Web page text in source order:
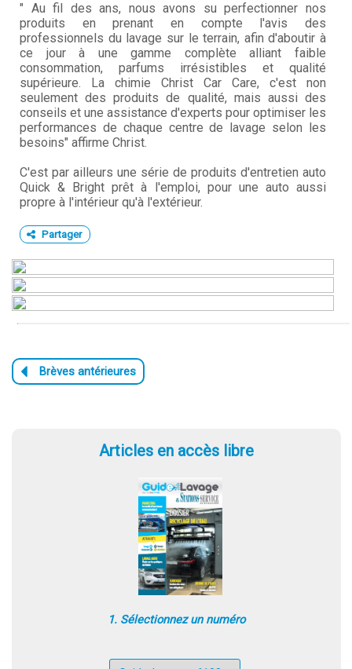
" Au fil des ans, nous avons su perfectionner nos
produits en prenant en compte l'avis des
professionnels du lavage sur le terrain, afin d'aboutir à
ce jour à une gamme complète alliant faible
consommation, parfums irrésistibles et qualité
supérieure. La chimie Christ Car Care, c'est non
seulement des produits de qualité, mais aussi des
conseils et une assistance d'experts pour optimiser les
performances de chaque centre de lavage selon les
besoins" affirme Christ.
C'est par ailleurs une série de produits d'entretien auto
Quick & Bright prêt à l'emploi, pour une auto aussi
propre à l'intérieur qu'à l'extérieur.
Partager
Articles en accès libre
1. Sélectionnez un numéro